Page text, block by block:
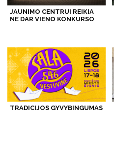
JAUNIMO CENTRUI REIKIA
NE DAR VIENO KONKURSO
TRADICIJOS GYVYBINGUMAS